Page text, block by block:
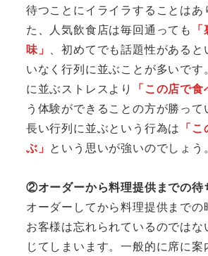
待つことにイライラすることはあ
た、人気飲食店は毎回通っても
味」 、初めてでも話題性があると
いなく行列に並ぶことが多いです
に並ぶストレスより
「この店で食
う体験ができることの方が勝って
長い行列に並ぶという行為は 「
ぶ」 という思いが強いのでしょう。
②オーダーから料理提供までの待
オーダーしてから料理提供までの
お客様は忘れられているのでは
じてしまいます。一般的に席に